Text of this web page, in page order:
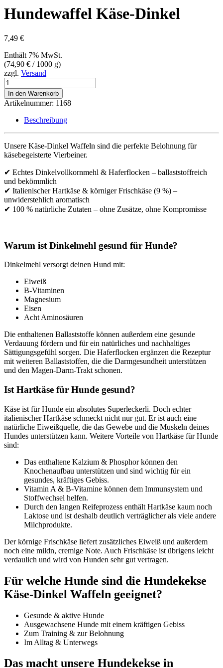
Hundewaffel Käse-Dinkel
7,49 €
Enthält 7% MwSt.
(74,90 € / 1000 g)
zzgl. Versand
Hundewaffel
Käse-
Dinkel
Menge
In den Warenkorb
Artikelnummer: 1168
Beschreibung
Unsere Käse-Dinkel Waffeln sind die perfekte Belohnung für
käsebegeisterte Vierbeiner.
✔ Echtes Dinkelvollkornmehl & Haferflocken – ballaststoffreich
und bekömmlich
✔ Italienischer Hartkäse & körniger Frischkäse (9 %) –
unwiderstehlich aromatisch
✔ 100 % natürliche Zutaten – ohne Zusätze, ohne Kompromisse
Warum ist Dinkelmehl gesund für Hunde?
Dinkelmehl versorgt deinen Hund mit:
Eiweiß
B-Vitaminen
Magnesium
Eisen
Acht Aminosäuren
Die enthaltenen Ballaststoffe können außerdem eine gesunde
Verdauung fördern und für ein natürliches und nachhaltiges
Sättigungsgefühl sorgen. Die Haferflocken ergänzen die Rezeptur
mit weiteren Ballaststoffen, die die Darmgesundheit unterstützen
und den Magen-Darm-Trakt schonen.
Ist Hartkäse für Hunde gesund?
Käse ist für Hunde ein absolutes Superleckerli. Doch echter
italienischer Hartkäse schmeckt nicht nur gut. Er ist auch eine
natürliche Eiweißquelle, die das Gewebe und die Muskeln deines
Hundes unterstützen kann. Weitere Vorteile von Hartkäse für Hunde
sind:
Das enthaltene Kalzium & Phosphor können den
Knochenaufbau unterstützen und sind wichtig für ein
gesundes, kräftiges Gebiss.
Vitamin A & B-Vitamine können dem Immunsystem und
Stoffwechsel helfen.
Durch den langen Reifeprozess enthält Hartkäse kaum noch
Laktose und ist deshalb deutlich verträglicher als viele andere
Milchprodukte.
Der körnige Frischkäse liefert zusätzliches Eiweiß und außerdem
noch eine mildn, cremige Note. Auch Frischkäse ist übrigens leicht
verdaulich und wird von Hunden sehr gut vertragen.
Für welche Hunde sind die Hundekekse
Käse-Dinkel Waffeln geeignet?
Gesunde & aktive Hunde
Ausgewachsene Hunde mit einem kräftigen Gebiss
Zum Training & zur Belohnung
Im Alltag & Unterwegs
Das macht unsere Hundekekse in